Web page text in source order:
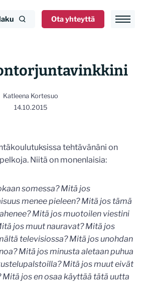
Ota yhteyttä
Katleena Kortesuo
14.10.2015
tehtävänäni on
Niitä on monenlaisia:
somessa? Mitä jos
menee pieleen? Mitä jos tämä
Mitä jos muotoilen viestini
jos muut nauravat? Mitä jos
televisiossa? Mitä jos unohdan
Mitä jos minusta aletaan puhua
Mitä jos muut eivät
Mitä jos en osaa käyttää tätä uutta